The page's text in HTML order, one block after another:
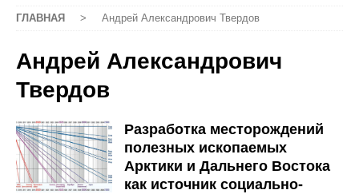
ГЛАВНАЯ > Андрей Александрович Твердов
Андрей Александрович
Твердов
Разработка месторождений
полезных ископаемых
Арктики и Дальнего Востока
как источник социально-